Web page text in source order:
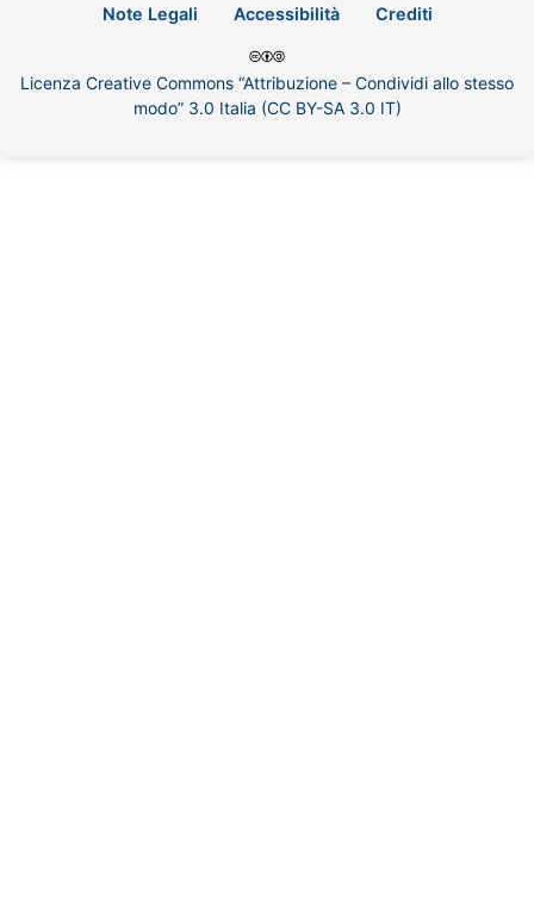
Note Legali Accessibilità Crediti
Licenza Creative Commons “Attribuzione – Condividi allo stesso
modo” 3.0 Italia (CC BY-SA 3.0 IT)